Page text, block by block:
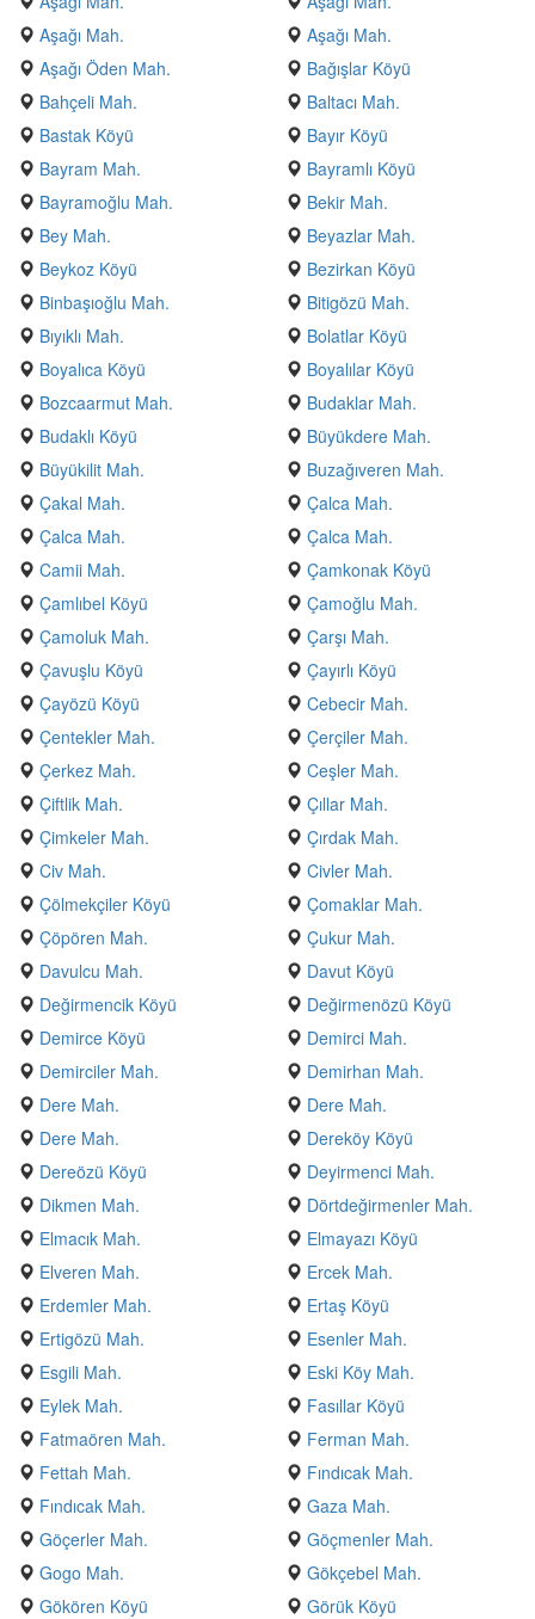
Aşağı Mah.
Aşağı Mah.
Aşağı Öden Mah.
Bağışlar Köyü
Bahçeli Mah.
Baltacı Mah.
Bastak Köyü
Bayır Köyü
Bayram Mah.
Bayramlı Köyü
Bayramoğlu Mah.
Bekir Mah.
Bey Mah.
Beyazlar Mah.
Beykoz Köyü
Bezirkan Köyü
Binbaşıoğlu Mah.
Bitigözü Mah.
Bıyıklı Mah.
Bolatlar Köyü
Boyalıca Köyü
Boyalılar Köyü
Bozcaarmut Mah.
Budaklar Mah.
Budaklı Köyü
Büyükdere Mah.
Büyükilit Mah.
Buzağıveren Mah.
Çakal Mah.
Çalca Mah.
Çalca Mah.
Çalca Mah.
Camii Mah.
Çamkonak Köyü
Çamlıbel Köyü
Çamoğlu Mah.
Çamoluk Mah.
Çarşı Mah.
Çavuşlu Köyü
Çayırlı Köyü
Çayözü Köyü
Cebecir Mah.
Çentekler Mah.
Çerçiler Mah.
Çerkez Mah.
Ceşler Mah.
Çiftlik Mah.
Çıllar Mah.
Çimkeler Mah.
Çırdak Mah.
Civ Mah.
Civler Mah.
Çölmekçiler Köyü
Çomaklar Mah.
Çöpören Mah.
Çukur Mah.
Davulcu Mah.
Davut Köyü
Değirmencik Köyü
Değirmenözü Köyü
Demirce Köyü
Demirci Mah.
Demirciler Mah.
Demirhan Mah.
Dere Mah.
Dere Mah.
Dere Mah.
Dereköy Köyü
Dereözü Köyü
Deyirmenci Mah.
Dikmen Mah.
Dörtdeğirmenler Mah.
Elmacık Mah.
Elmayazı Köyü
Elveren Mah.
Ercek Mah.
Erdemler Mah.
Ertaş Köyü
Ertigözü Mah.
Esenler Mah.
Esgili Mah.
Eski Köy Mah.
Eylek Mah.
Fasıllar Köyü
Fatmaören Mah.
Ferman Mah.
Fettah Mah.
Fındıcak Mah.
Fındıcak Mah.
Gaza Mah.
Göçerler Mah.
Göçmenler Mah.
Gogo Mah.
Gökçebel Mah.
Gökören Köyü
Görük Köyü